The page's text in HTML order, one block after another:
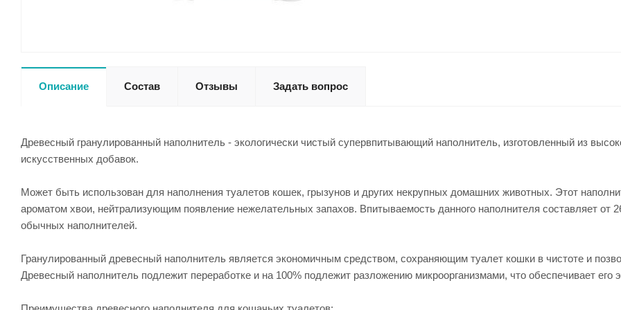
Описание Состав Отзывы Задать вопрос
Древесный гранулированный наполнитель - экологически чистый супервпитывающий наполнитель, изготовленный из
искусственных добавок.
Может быть использован для наполнения туалетов кошек, грызунов и других некрупных домашних животных. Этот
ароматом хвои, нейтрализующим появление нежелательных запахов. Впитываемость данного наполнителя составляет от
обычных наполнителей.
Гранулированный древесный наполнитель является экономичным средством, сохраняющим туалет кошки в чистоте и
Древесный наполнитель подлежит переработке и на 100% подлежит разложению микроорганизмами, что обеспечивает его